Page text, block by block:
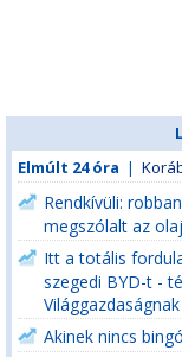
Elmúlt 24 óra |
Rendkívüli:
megszólalt az
Itt a totális
szegedi BYD-t -
Világgazdaságnak
Akinek nincs